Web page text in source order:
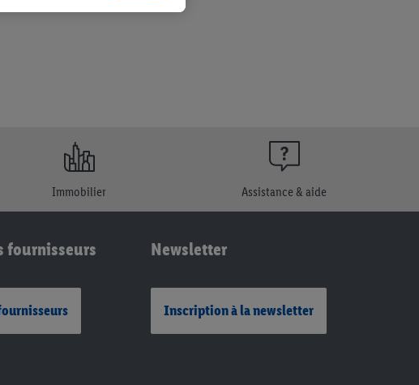
Immobilier Assistance & aide
fournisseurs Newsletter
Inscription à la newsletter